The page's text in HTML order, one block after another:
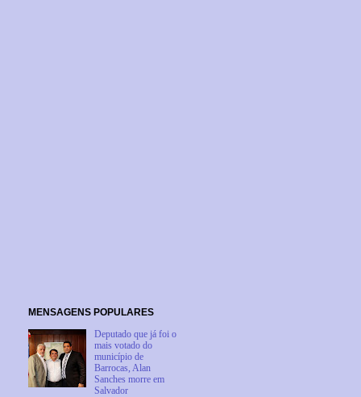
MENSAGENS POPULARES
Deputado que já foi o
mais votado do
município de
Barrocas, Alan
Sanches morre em
Salvador